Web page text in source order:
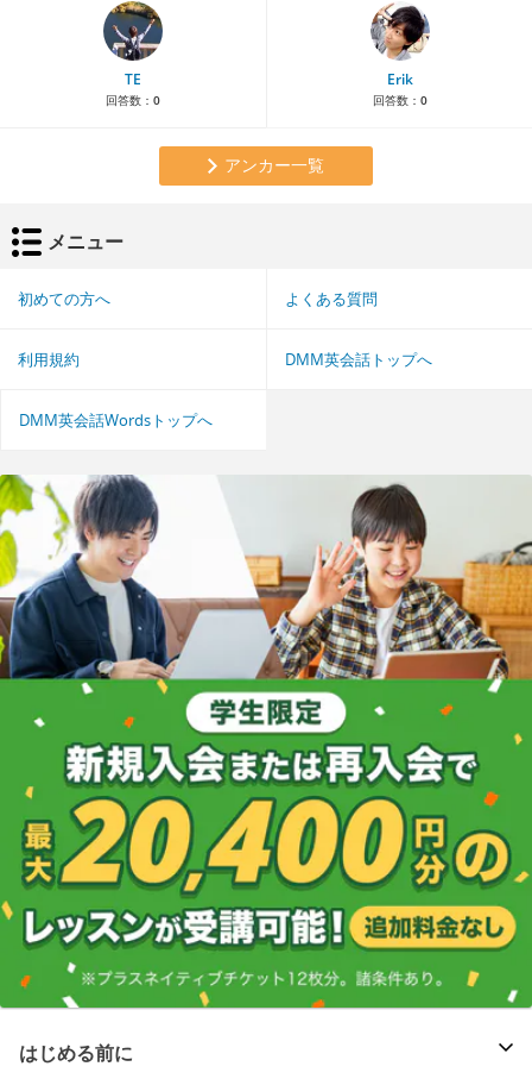
TE
回答数： 0
Erik
回答数： 0
アンカー一覧
メニュー
初めての方へ よくある質問
利用規約 DMM英会話トップへ
DMM英会話Wordsトップへ
はじめる前に